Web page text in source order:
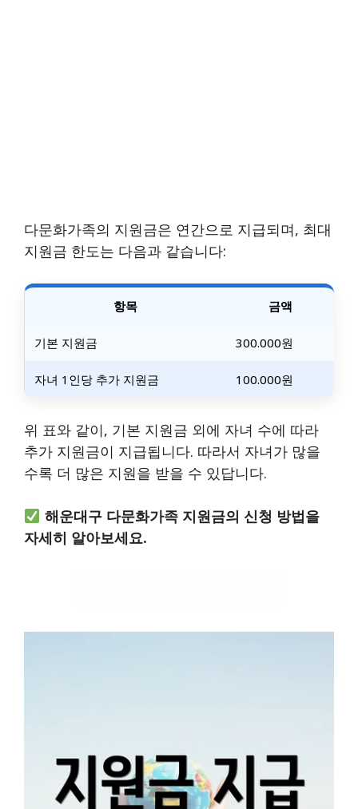
다문화가족의 지원금은 연간으로 지급되며, 최대
지원금 한도는 다음과 같습니다:
항목 금액
기본 지원금 300.000원
자녀 1인당 추가 지원금 100.000원
위 표와 같이, 기본 지원금 외에 자녀 수에 따라
추가 지원금이 지급됩니다. 따라서 자녀가 많을
수록 더 많은 지원을 받을 수 있답니다.
해운대구 다문화가족 지원금의 신청 방법을
자세히 알아보세요.